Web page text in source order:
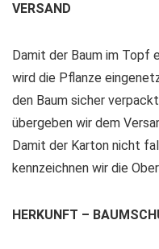
VERSAND
Damit der Baum im Topf
wird die Pflanze
den Baum sicher
übergeben wir dem
Damit der Karton nicht
kennzeichnen wir die
HERKUNFT –